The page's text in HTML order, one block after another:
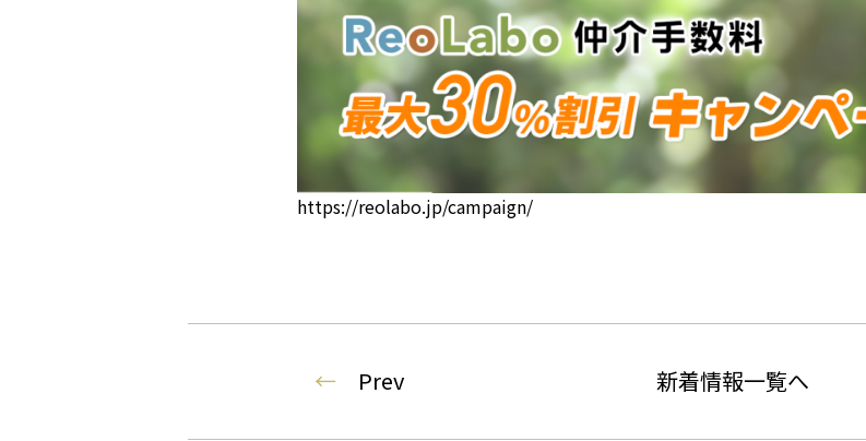
https://reolabo.jp/campaign/
←Prev 新着情報一覧へ